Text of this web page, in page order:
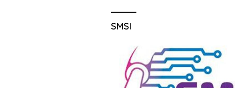
SMSI